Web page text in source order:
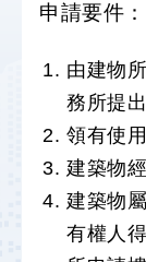
會
通
合
服
務
申請要件：
由建物
務所提
領有使
建築物
建築物
有權人